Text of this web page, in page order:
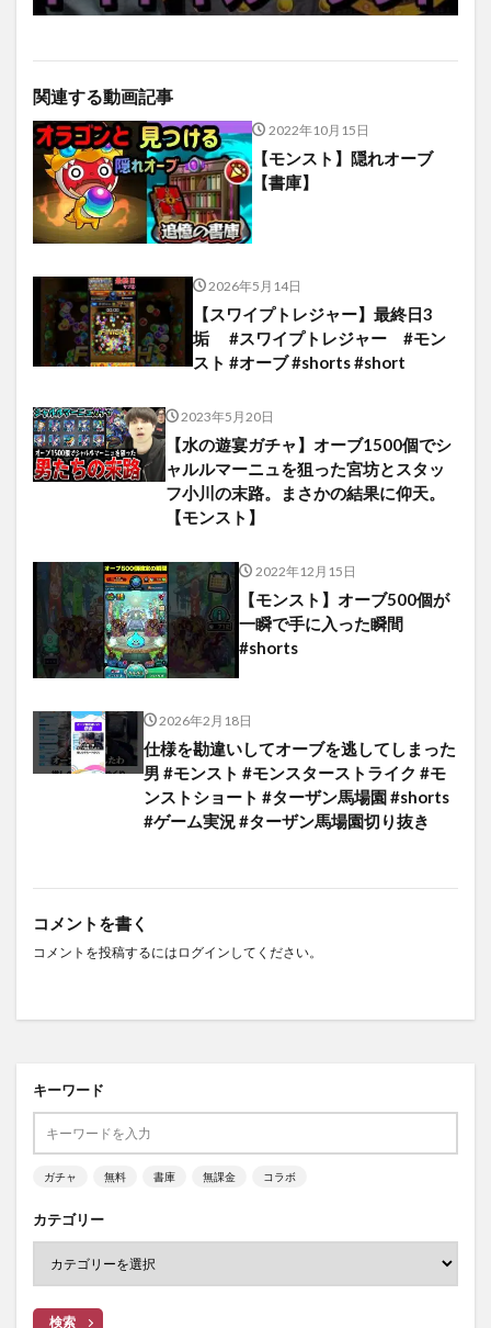
関連する動画記事
2022年10月15日
【モンスト】隠れオーブ
【書庫】
2026年5月14日
【スワイプトレジャー】最終日3
垢 #スワイプトレジャー #モン
スト #オーブ #shorts #short
2023年5月20日
【水の遊宴ガチャ】オーブ1500個でシ
ャルルマーニュを狙った宮坊とスタッ
フ小川の末路。まさかの結果に仰天。
【モンスト】
2022年12月15日
【モンスト】オーブ500個が
一瞬で手に入った瞬間
#shorts
2026年2月18日
仕様を勘違いしてオーブを逃してしまった
男 #モンスト #モンスターストライク #モ
ンストショート #ターザン馬場園 #shorts
#ゲーム実況 #ターザン馬場園切り抜き
コメントを書く
コメントを投稿するには ログイン してください。
キーワード
ガチャ 無料 書庫 無課金 コラボ
カテゴリー
検索